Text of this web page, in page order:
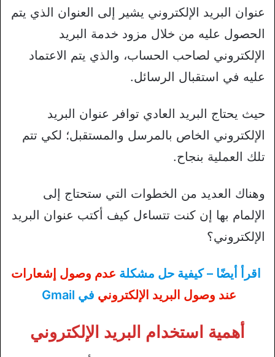
عنوان البريد الإلكتروني يشير إلى العنوان الذي يتم
الحصول عليه من خلال مزود خدمة البريد
الإلكتروني لصاحب الحساب، والذي يتم الاعتماد
عليه في استقبال الرسائل.
حيث يحتاج البريد العادي توافر عنوان البريد
الإلكتروني الخاص بالمرسل والمستقبل؛ لكي تتم
تلك العملية بنجاح.
وهناك العديد من الخطوات التي ستحتاج إلى
الإلمام بها إن كنت تتساءل كيف أكتب عنوان البريد
الإلكتروني؟
اقرأ أيضًا – كيفية حل مشكلة عدم وصول إشعارات
عند وصول البريد الإلكتروني في Gmail
أهمية استخدام البريد الإلكتروني